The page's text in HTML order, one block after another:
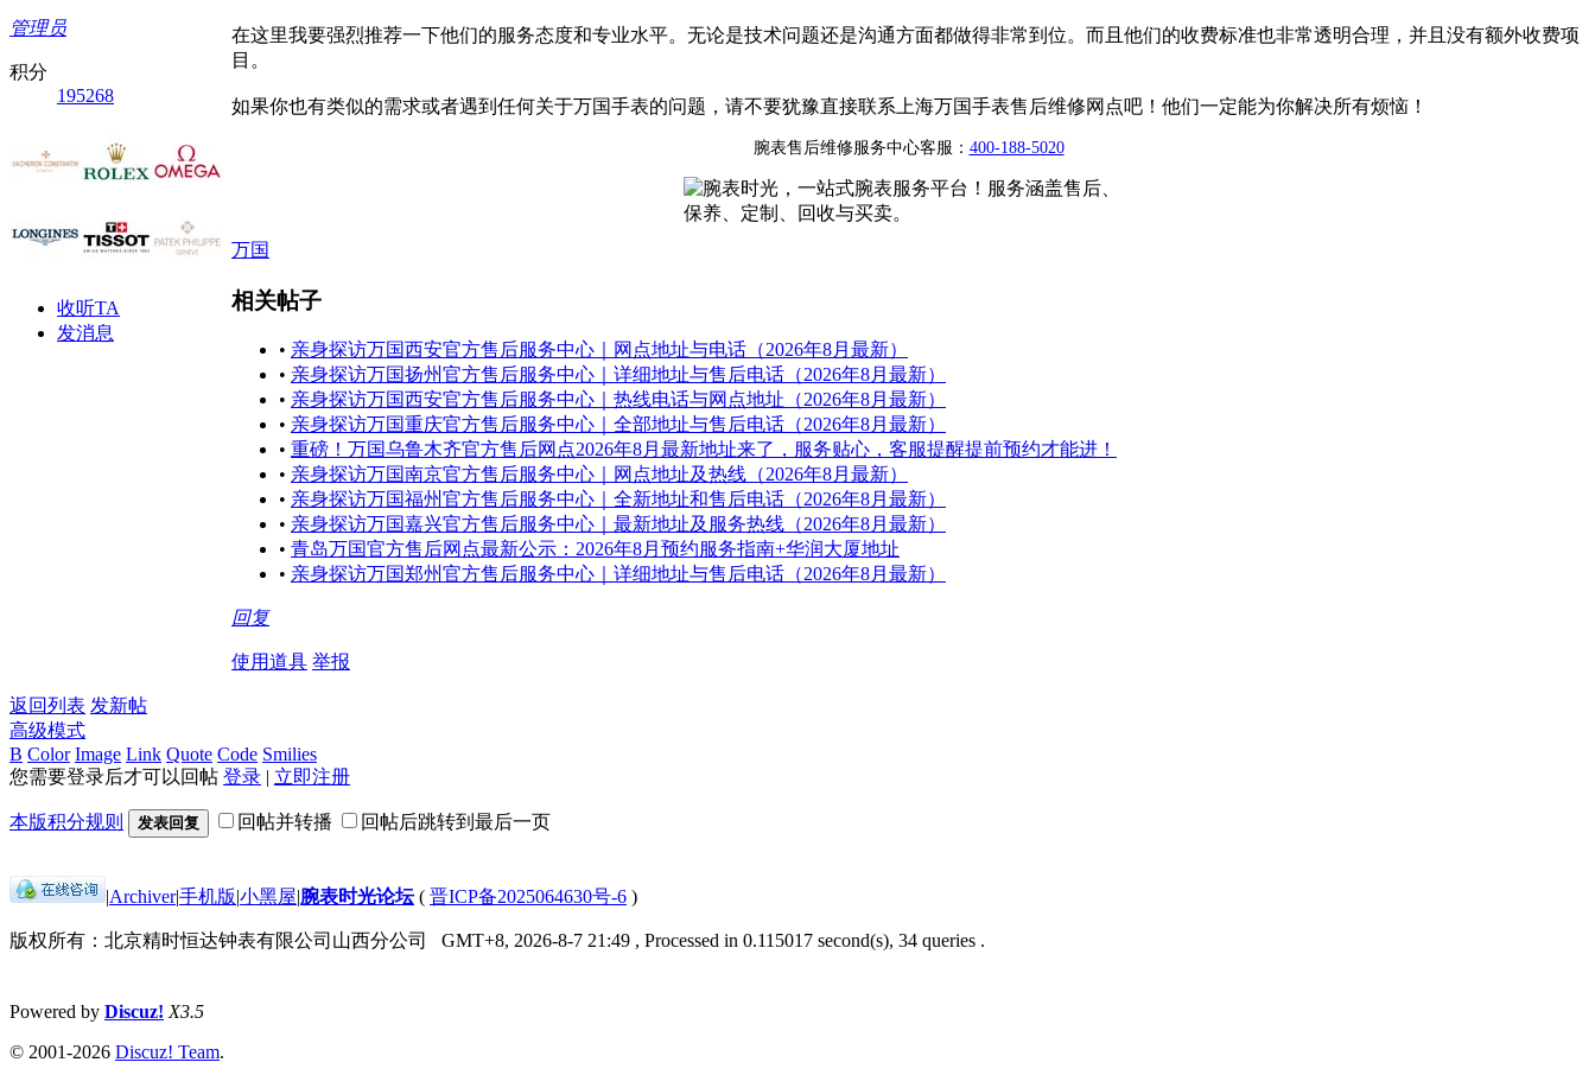
管理员
积分
195268
收听TA
发消息
在这里我要强烈推荐一下他们的服务态度和专业水平。无论是技术问题还是沟通方面都做得非常到位。而且他们的收费标准也非常透明合理，并且没有额外收费项
目。
如果你也有类似的需求或者遇到任何关于万国手表的问题，请不要犹豫直接联系上海万国手表售后维修网点吧！他们一定能为你解决所有烦恼！
腕表售后维修服务中心客服： 400-188-5020
万国
相关帖子
• 亲身探访万国西安官方售后服务中心｜网点地址与电话（2026年8月最新）
• 亲身探访万国扬州官方售后服务中心｜详细地址与售后电话（2026年8月最新）
• 亲身探访万国西安官方售后服务中心｜热线电话与网点地址（2026年8月最新）
• 亲身探访万国重庆官方售后服务中心｜全部地址与售后电话（2026年8月最新）
• 重磅！万国乌鲁木齐官方售后网点2026年8月最新地址来了，服务贴心，客服提醒提前预约才能进！
• 亲身探访万国南京官方售后服务中心｜网点地址及热线（2026年8月最新）
• 亲身探访万国福州官方售后服务中心｜全新地址和售后电话（2026年8月最新）
• 亲身探访万国嘉兴官方售后服务中心｜最新地址及服务热线（2026年8月最新）
• 青岛万国官方售后网点最新公示：2026年8月预约服务指南+华润大厦地址
• 亲身探访万国郑州官方售后服务中心｜详细地址与售后电话（2026年8月最新）
回复
使用道具 举报
返回列表 发新帖
高级模式
B Color Image Link Quote Code Smilies
您需要登录后才可以回帖 登录 | 立即注册
本版积分规则 发表回复 回帖并转播 回帖后跳转到最后一页
|Archiver|手机版|小黑屋|腕表时光论坛( 晋ICP备2025064630号-6 )
版权所有：北京精时恒达钟表有限公司山西分公司 GMT+8, 2026-8-7 21:49 , Processed in 0.115017 second(s), 34 queries .
Powered by Discuz! X3.5
© 2001-2026 Discuz! Team.